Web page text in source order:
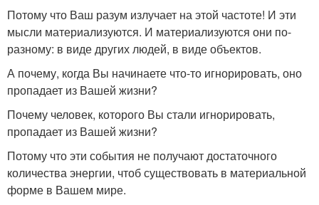
Потому что Ваш разум излучает на этой частоте! И эти
мысли материализуются. И материализуются они по-
разному: в виде других людей, в виде объектов.
А почему, когда Вы начинаете что-то игнорировать, оно
пропадает из Вашей жизни?
Почему человек, которого Вы стали игнорировать,
пропадает из Вашей жизни?
Потому что эти события не получают достаточного
количества энергии, чтоб существовать в материальной
форме в Вашем мире.